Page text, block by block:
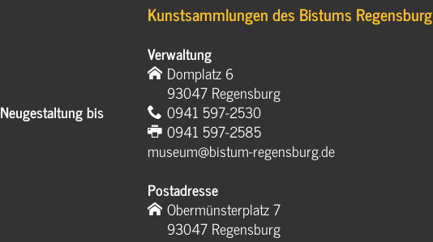
bis
Kunstsammlungen des Bistums Regensburg
Verwaltung
Domplatz 6
93047 Regensburg
0941 597-2530
0941 597-2585
museum@bistum-regensburg.de
Postadresse
Obermünsterplatz 7
93047 Regensburg